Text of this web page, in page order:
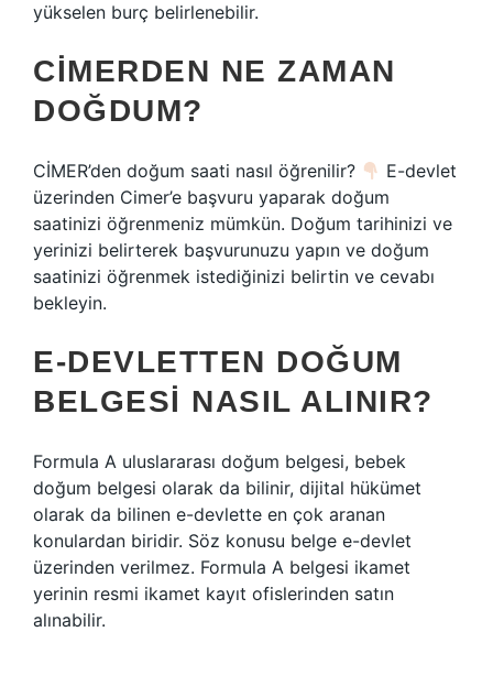
yükselen burç belirlenebilir.
CIMERDEN NE ZAMAN
DOĞDUM?
CİMER’den doğum saati nasıl öğrenilir?
E-devlet
üzerinden Cimer’e başvuru yaparak doğum
saatinizi öğrenmeniz mümkün. Doğum tarihinizi ve
yerinizi belirterek başvurunuzu yapın ve doğum
saatinizi öğrenmek istediğinizi belirtin ve cevabı
bekleyin.
E-DEVLETTEN DOĞUM
BELGESI NASIL ALINIR?
Formula A uluslararası doğum belgesi, bebek
doğum belgesi olarak da bilinir, dijital hükümet
olarak da bilinen e-devlette en çok aranan
konulardan biridir. Söz konusu belge e-devlet
üzerinden verilmez. Formula A belgesi ikamet
yerinin resmi ikamet kayıt ofislerinden satın
alınabilir.